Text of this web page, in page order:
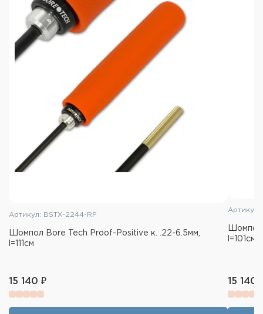
Диаметр 4,95 мм.
Материал Сталь с оплетке
Цвет Черный
Без упаковки
Вес шомпола 230 гр.
Артикул: BSTX-2244-RF
Шомпол Bore Tech Proof-Positive к. .22-6.5мм,
l=111см
15 140 ₽
l=101см
15 140